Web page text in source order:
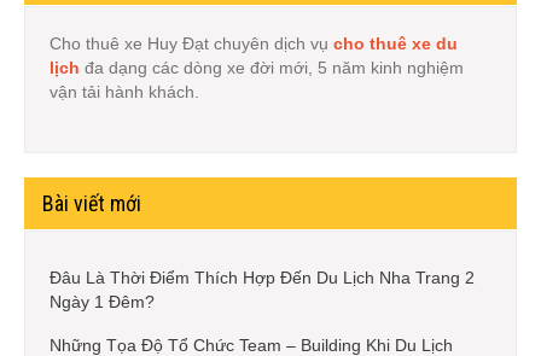
Cho thuê xe Huy Đạt chuyên dịch vụ cho thuê xe du
lịch đa dạng các dòng xe đời mới, 5 năm kinh nghiệm
vận tải hành khách.
Bài viết mới
Đâu Là Thời Điểm Thích Hợp Đến Du Lịch Nha Trang 2
Ngày 1 Đêm?
Những Tọa Độ Tổ Chức Team – Building Khi Du Lịch